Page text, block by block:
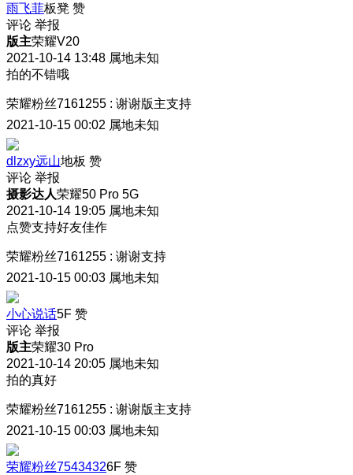
雨飞菲板凳 赞
评论 举报
版主荣耀V20
2021-10-14 13:48 属地未知
拍的不错哦
荣耀粉丝7161255 : 谢谢版主支持
2021-10-15 00:02 属地未知
dlzxy远山地板 赞
评论 举报
摄影达人荣耀50 Pro 5G
2021-10-14 19:05 属地未知
点赞支持好友佳作
荣耀粉丝7161255 : 谢谢支持
2021-10-15 00:03 属地未知
小心说话5F 赞
评论 举报
版主荣耀30 Pro
2021-10-14 20:05 属地未知
拍的真好
荣耀粉丝7161255 : 谢谢版主支持
2021-10-15 00:03 属地未知
荣耀粉丝75434326F 赞